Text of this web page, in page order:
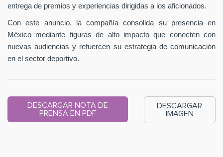
entrega de premios y experiencias dirigidas a los aficionados.
Con este anuncio, la compañía consolida su presencia en
México mediante figuras de alto impacto que conecten con
nuevas audiencias y refuercen su estrategia de comunicación
en el sector deportivo.
DESCARGAR NOTA DE
PRENSA EN PDF
DESCARGAR
IMAGEN